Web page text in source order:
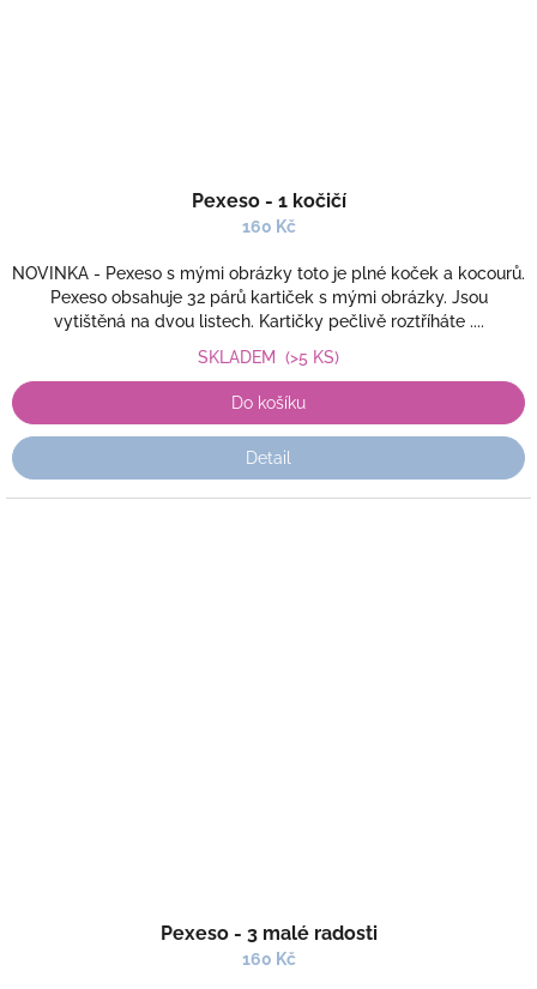
Pexeso - 1 kočičí
160 Kč
NOVINKA - Pexeso s mými obrázky toto je plné koček a kocourů.
Pexeso obsahuje 32 párů kartiček s mými obrázky. Jsou
vytištěná na dvou listech. Kartičky pečlivě roztříháte ....
SKLADEM (>5 KS)
Do košíku
Detail
Pexeso - 3 malé radosti
160 Kč